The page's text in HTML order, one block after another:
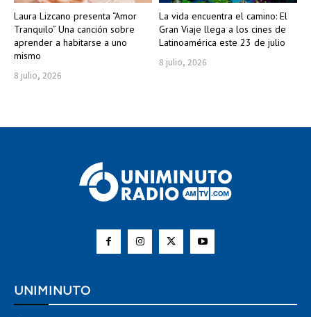
Laura Lizcano presenta “Amor
Tranquilo” Una canción sobre
aprender a habitarse a uno
mismo
8 julio, 2026
La vida encuentra el camino: El
Gran Viaje llega a los cines de
Latinoamérica este 23 de julio
8 julio, 2026
UNIMINUTO